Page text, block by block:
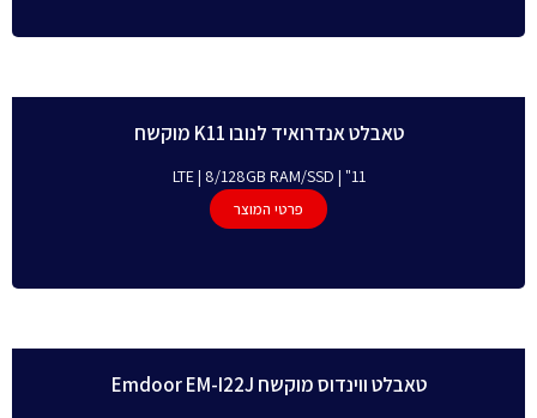
טאבלט אנדרואיד לנובו K11 מוקשח
11" | LTE | 8/128GB RAM/SSD
פרטי המוצר
טאבלט ווינדוס מוקשח Emdoor EM-I22J